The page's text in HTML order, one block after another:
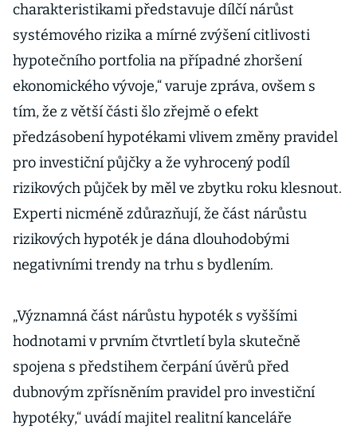
charakteristikami představuje dílčí nárůst
systémového rizika a mírné zvýšení citlivosti
hypotečního portfolia na případné zhoršení
ekonomického vývoje,“ varuje zpráva, ovšem s
tím, že z větší části šlo zřejmě o efekt
předzásobení hypotékami vlivem změny pravidel
pro investiční půjčky a že vyhrocený podíl
rizikových půjček by měl ve zbytku roku klesnout.
Experti nicméně zdůrazňují, že část nárůstu
rizikových hypoték je dána dlouhodobými
negativními trendy na trhu s bydlením.
„Významná část nárůstu hypoték s vyššími
hodnotami v prvním čtvrtletí byla skutečně
spojena s předstihem čerpání úvěrů před
dubnovým zpřísněním pravidel pro investiční
hypotéky,“ uvádí majitel realitní kanceláře